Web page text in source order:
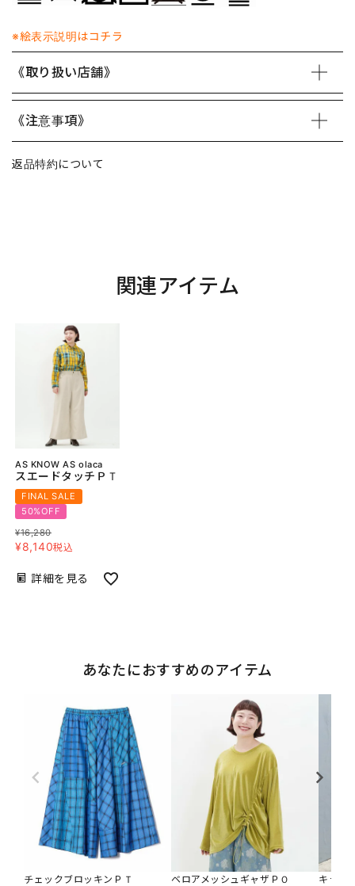
※絵表示説明はコチラ
《取り扱い店舗》
《注意事項》
返品特約について
関連アイテム
AS KNOW AS olaca
スエードタッチＰＴ
FINAL SALE
50%OFF
¥16,280
¥8,140税込
詳細を見る
あなたにおすすめのアイテム
チェックブロッキンＰＴ
ベロアメッシュギャザＰＯ
キラピ